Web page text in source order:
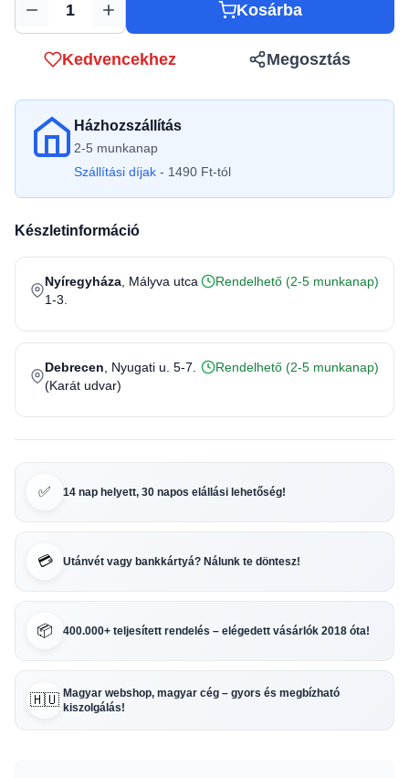
Mennyiség Kosárba
Kedvencekhez Megosztás
Házhozszállítás
2-5 munkanap
Szállítási díjak - 1490 Ft-tól
Készletinformáció
Nyíregyháza , Mályva utca
1-3.
Rendelhető (2-5 munkanap)
Debrecen , Nyugati u. 5-7.
(Karát udvar)
Rendelhető (2-5 munkanap)
✅ 14 nap helyett, 30 napos elállási lehetőség!
💳 Utánvét vagy bankkártyá? Nálunk te döntesz!
📦 400.000+ teljesített rendelés – elégedett vásárlók 2018 óta!
🇭🇺 Magyar webshop, magyar cég – gyors és megbízható
kiszolgálás!